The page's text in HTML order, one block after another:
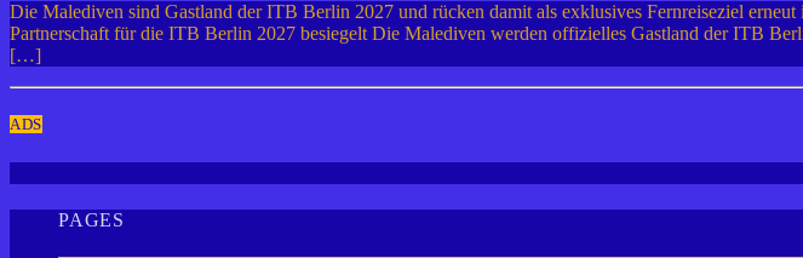
Die Malediven sind Gastland der ITB Berlin 2027 und rücken damit als exklusives Fernreiseziel
Partnerschaft für die ITB Berlin 2027 besiegelt Die Malediven werden offizielles Gastland der ITB
[…]
ADS
PAGES